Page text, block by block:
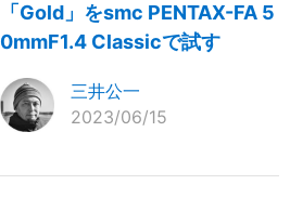
「Gold」をsmc PENTAX-FA 5
0mmF1.4 Classicで試す
三井公一
2023/06/15